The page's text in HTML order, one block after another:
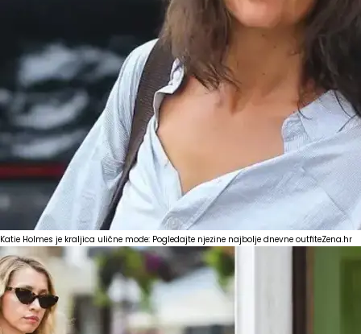
Katie Holmes je kraljica ulične mode: Pogledajte njezine najbolje dnevne outfiteZena.hr